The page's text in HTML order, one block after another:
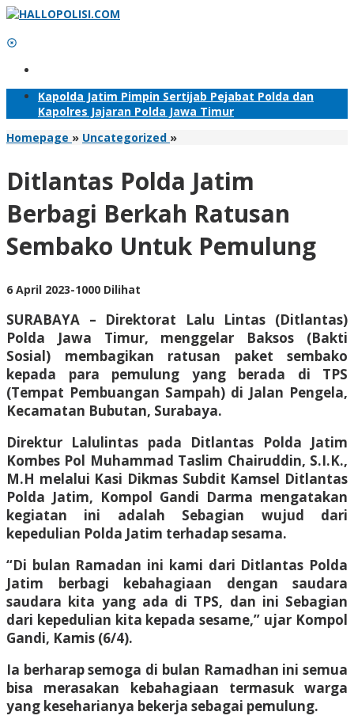
Lewati
konten
Kapolda Jatim Pimpin Sertijab Pejabat Polda dan
Kapolres Jajaran Polda Jawa Timur
Homepage » Uncategorized »Ditlantas
Berbagi
Berkah
Ratusan
Sembako
Untuk
Pemulung
Ditlantas Polda Jatim
Berbagi Berkah Ratusan
Sembako Untuk Pemulung
6 April 2023oleh
-1000 Dilihat
SURABAYA – Direktorat Lalu Lintas (Ditlantas)
Polda Jawa Timur, menggelar Baksos (Bakti
Sosial) membagikan ratusan paket sembako
kepada para pemulung yang berada di TPS
(Tempat Pembuangan Sampah) di Jalan Pengela,
Kecamatan Bubutan, Surabaya.
Direktur Lalulintas pada Ditlantas Polda Jatim
Kombes Pol Muhammad Taslim Chairuddin, S.I.K.,
M.H melalui Kasi Dikmas Subdit Kamsel Ditlantas
Polda Jatim, Kompol Gandi Darma mengatakan
kegiatan ini adalah Sebagian wujud dari
kepedulian Polda Jatim terhadap sesama.
“Di bulan Ramadan ini kami dari Ditlantas Polda
Jatim berbagi kebahagiaan dengan saudara
saudara kita yang ada di TPS, dan ini Sebagian
dari kepedulian kita kepada sesame,” ujar Kompol
Gandi, Kamis (6/4).
Ia berharap semoga di bulan Ramadhan ini semua
bisa merasakan kebahagiaan termasuk warga
yang keseharianya bekerja sebagai pemulung.